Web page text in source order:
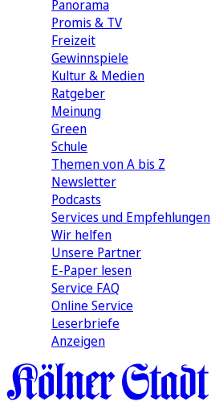
Panorama
Promis & TV
Freizeit
Gewinnspiele
Kultur & Medien
Ratgeber
Meinung
Green
Schule
Themen von A bis Z
Newsletter
Podcasts
Services und Empfehlungen
Wir helfen
Unsere Partner
E-Paper lesen
Service FAQ
Online Service
Leserbriefe
Anzeigen